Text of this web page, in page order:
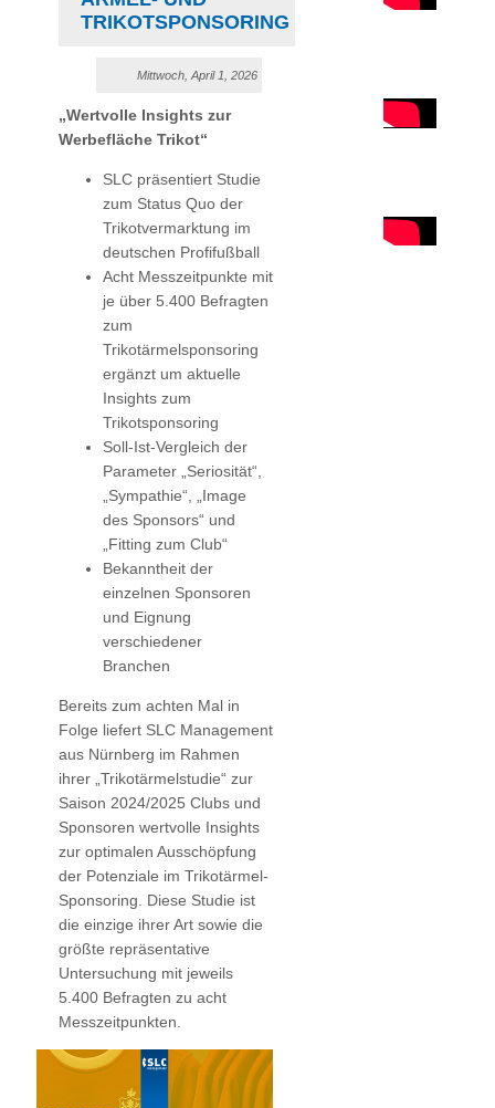
TRIKOTSPONSORING
Mittwoch, April 1, 2026
„Wertvolle Insights zur
Werbefläche Trikot“
SLC präsentiert Studie
zum Status Quo der
Trikotvermarktung im
deutschen Profifußball
Acht Messzeitpunkte mit
je über 5.400 Befragten
zum
Trikotärmelsponsoring
ergänzt um aktuelle
Insights zum
Trikotsponsoring
Soll-Ist-Vergleich der
Parameter „Seriosität“,
„Sympathie“, „Image
des Sponsors“ und
„Fitting zum Club“
Bekanntheit der
einzelnen Sponsoren
und Eignung
verschiedener
Branchen
Bereits zum achten Mal in
Folge liefert SLC Management
aus Nürnberg im Rahmen
ihrer „Trikotärmelstudie“ zur
Saison 2024/2025 Clubs und
Sponsoren wertvolle Insights
zur optimalen Ausschöpfung
der Potenziale im Trikotärmel-
Sponsoring. Diese Studie ist
die einzige ihrer Art sowie die
größte repräsentative
Untersuchung mit jeweils
5.400 Befragten zu acht
Messzeitpunkten.